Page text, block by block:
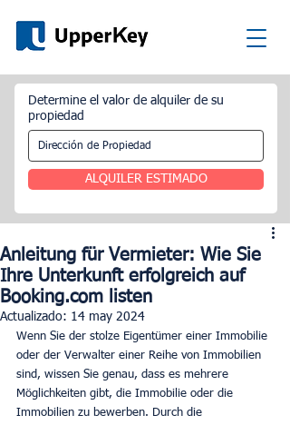
Determine el valor de alquiler de su
propiedad
ALQUILER ESTIMADO
Anleitung für Vermieter: Wie Sie
Ihre Unterkunft erfolgreich auf
Booking.com listen
Actualizado: 14 may 2024
Wenn Sie der stolze Eigentümer einer Immobilie
oder der Verwalter einer Reihe von Immobilien
sind, wissen Sie genau, dass es mehrere
Möglichkeiten gibt, die Immobilie oder die
Immobilien zu bewerben. Durch die